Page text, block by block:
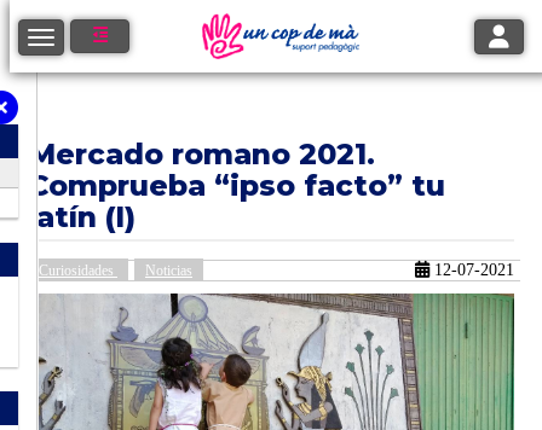
Toggle navigation
Mercado romano 2021.
Comprueba “ipso facto” tu
latín (I)
Curiosidades Noticias 12-07-2021